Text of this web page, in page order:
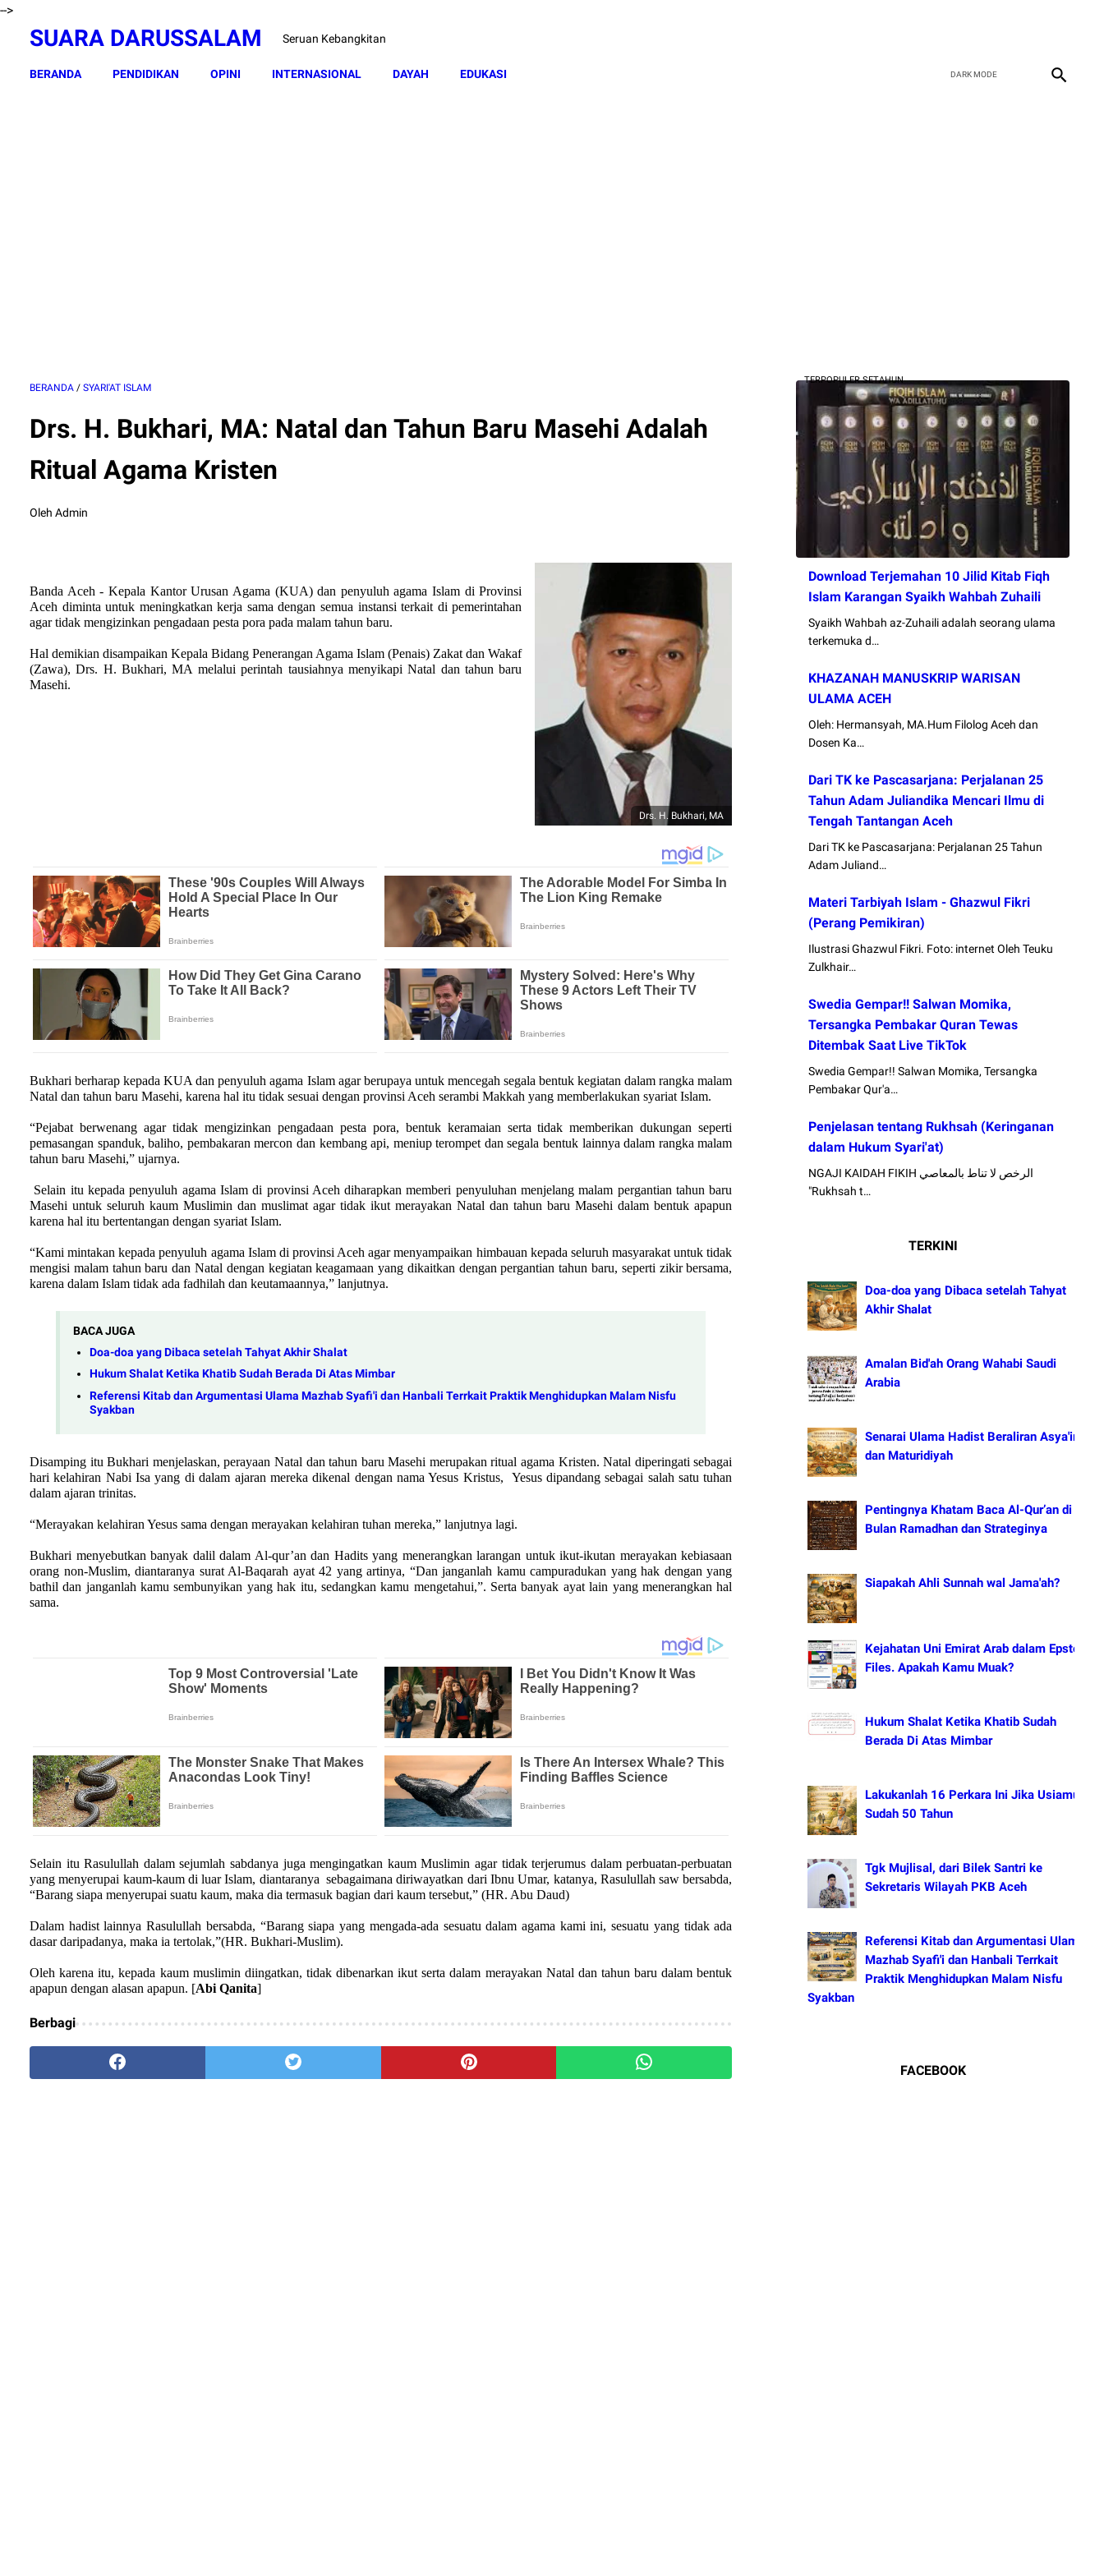
-->
SUARA DARUSSALAM Seruan Kebangkitan
BERANDA PENDIDIKAN OPINI INTERNASIONAL DAYAH EDUKASI
BERANDA / SYARI'AT ISLAM
Drs. H. Bukhari, MA: Natal dan Tahun Baru Masehi Adalah
Ritual Agama Kristen
Oleh Admin
Drs. H. Bukhari, MA
Banda Aceh - Kepala Kantor Urusan Agama (KUA) dan penyuluh agama Islam di Provinsi
Aceh diminta untuk meningkatkan kerja sama dengan semua instansi terkait di pemerintahan
agar tidak mengizinkan pengadaan pesta pora pada malam tahun baru.
Hal demikian disampaikan Kepala Bidang Penerangan Agama Islam (Penais) Zakat dan Wakaf
(Zawa), Drs. H. Bukhari, MA melalui perintah tausiahnya menyikapi Natal dan tahun baru
Masehi.
Bukhari berharap kepada KUA dan penyuluh agama Islam agar berupaya untuk mencegah segala bentuk kegiatan dalam rangka malam
Natal dan tahun baru Masehi, karena hal itu tidak sesuai dengan provinsi Aceh serambi Makkah yang memberlakukan syariat Islam.
“Pejabat berwenang agar tidak mengizinkan pengadaan pesta pora, bentuk keramaian serta tidak memberikan dukungan seperti
pemasangan spanduk, baliho, pembakaran mercon dan kembang api, meniup terompet dan segala bentuk lainnya dalam rangka malam
tahun baru Masehi,” ujarnya.
Selain itu kepada penyuluh agama Islam di provinsi Aceh diharapkan memberi penyuluhan menjelangmalam pergantian tahun baru
Masehi untuk seluruh kaum Muslimin dan muslimat agar tidak ikut merayakan Natal dan tahun baru Masehi dalam bentuk apapun
karena hal itu bertentangan dengan syariat Islam.
“Kami mintakan kepada penyuluh agama Islam di provinsi Aceh agar menyampaikan himbauan kepada seluruh masyarakat untuk tidak
mengisi malam tahun baru dan Natal dengan kegiatan keagamaan yang dikaitkan dengan pergantian tahun baru, seperti zikir bersama,
karena dalam Islam tidak ada fadhilah dan keutamaannya,” lanjutnya.
BACA JUGA
Doa-doa yang Dibaca setelah Tahyat Akhir Shalat
Hukum Shalat Ketika Khatib Sudah Berada Di Atas Mimbar
Referensi Kitab dan Argumentasi Ulama Mazhab Syafi'i dan Hanbali Terrkait Praktik Menghidupkan Malam Nisfu
Syakban
Disamping itu Bukhari menjelaskan, perayaan Natal dan tahun baru Masehi merupakan ritual agama Kristen. Natal diperingati sebagai
hari kelahiran Nabi Isa yang di dalam ajaran mereka dikenal dengan nama Yesus Kristus,
Yesus dipandang sebagai salah satu tuhan
dalam ajaran trinitas.
“Merayakan kelahiran Yesus sama dengan merayakan kelahiran tuhan mereka,” lanjutnya lagi.
Bukhari menyebutkan banyak dalil dalam Al-qur’an dan Hadits yang menerangkan larangan untuk ikut-ikutan merayakan kebiasaan
orang non-Muslim, diantaranya surat Al-Baqarah ayat 42 yang artinya, “Dan janganlah kamu campuradukan yang hak dengan yang
bathil dan janganlah kamu sembunyikan yang hak itu, sedangkan kamu mengetahui,”. Serta banyak ayat lain yang menerangkan hal
sama.
Selain itu Rasulullah dalam sejumlah sabdanya juga mengingatkan kaum Muslimin agar tidak terjerumus dalam perbuatan-perbuatan
yang menyerupai kaum-kaum di luar Islam, diantaranya sebagaimana diriwayatkan dari Ibnu Umar, katanya, Rasulullah saw bersabda,
“Barang siapa menyerupai suatu kaum, maka dia termasuk bagian dari kaum tersebut,” (HR. Abu Daud)
Dalam hadist lainnya Rasulullah bersabda, “Barang siapa yang mengada-ada sesuatu dalam agama kami ini, sesuatu yang tidak ada
dasar daripadanya, maka ia tertolak,”(HR. Bukhari-Muslim).
Oleh karena itu, kepada kaum muslimin diingatkan, tidak dibenarkan ikut serta dalam merayakan Natal dan tahun baru dalam bentuk
apapun dengan alasan apapun. [Abi Qanita]
Berbagi
TERPOPULER SETAHUN
Download Terjemahan 10 Jilid Kitab Fiqh
Islam Karangan Syaikh Wahbah Zuhaili
Syaikh Wahbah az-Zuhaili adalah seorang ulama
terkemuka d…
KHAZANAH MANUSKRIP WARISAN
ULAMA ACEH
Oleh: Hermansyah, MA.Hum Filolog Aceh dan
Dosen Ka…
Dari TK ke Pascasarjana: Perjalanan 25
Tahun Adam Juliandika Mencari Ilmu di
Tengah Tantangan Aceh
Dari TK ke Pascasarjana: Perjalanan 25 Tahun
Adam Juliand…
Materi Tarbiyah Islam - Ghazwul Fikri
(Perang Pemikiran)
Ilustrasi Ghazwul Fikri. Foto: internet Oleh Teuku
Zulkhair…
Swedia Gempar!! Salwan Momika,
Tersangka Pembakar Quran Tewas
Ditembak Saat Live TikTok
Swedia Gempar!! Salwan Momika, Tersangka
Pembakar Qur'a…
Penjelasan tentang Rukhsah (Keringanan
dalam Hukum Syari'at)
NGAJI KAIDAH FIKIH الرخص لا تناط بالمعاصي
"Rukhsah t…
TERKINI
Doa-doa yang Dibaca setelah Tahyat
Akhir Shalat
Amalan Bid'ah Orang Wahabi Saudi
Arabia
Senarai Ulama Hadist Beraliran Asya'irah
dan Maturidiyah
Pentingnya Khatam Baca Al-Qur’an di
Bulan Ramadhan dan Strateginya
Siapakah Ahli Sunnah wal Jama'ah?
Kejahatan Uni Emirat Arab dalam Epstein
Files. Apakah Kamu Muak?
Hukum Shalat Ketika Khatib Sudah
Berada Di Atas Mimbar
Lakukanlah 16 Perkara Ini Jika Usiamu
Sudah 50 Tahun
Tgk Mujlisal, dari Bilek Santri ke
Sekretaris Wilayah PKB Aceh
Referensi Kitab dan Argumentasi Ulama
Mazhab Syafi'i dan Hanbali Terrkait
Praktik Menghidupkan Malam Nisfu
Syakban
FACEBOOK